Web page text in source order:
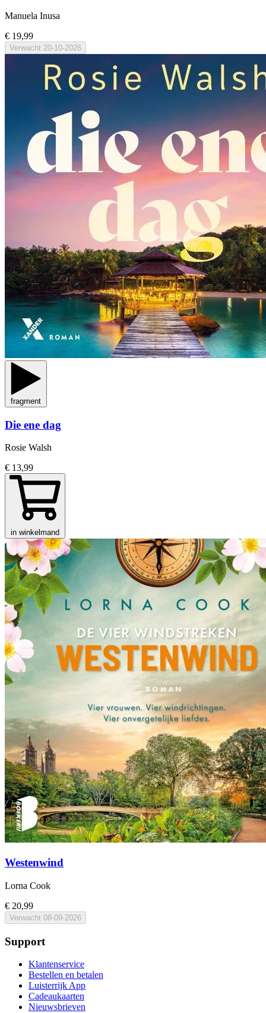
Manuela Inusa
€ 19,99
Verwacht 20-10-2026
fragment
Die ene dag
Rosie Walsh
€ 13,99
in winkelmand
Westenwind
Lorna Cook
€ 20,99
Verwacht 08-09-2026
Support
Klantenservice
Bestellen en betalen
Luisterrijk App
Cadeaukaarten
Nieuwsbrieven